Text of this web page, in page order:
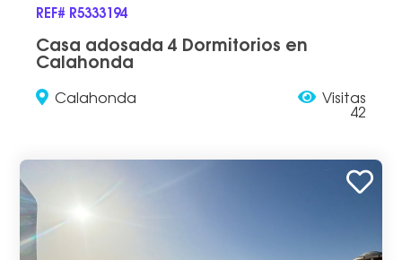
REF# R5333194
Casa adosada 4 Dormitorios en
Calahonda
Calahonda Visitas
42